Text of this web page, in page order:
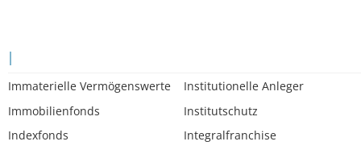
I
Immaterielle Vermögenswerte
Immobilienfonds
Indexfonds
Institutionelle Anleger
Institutschutz
Integralfranchise